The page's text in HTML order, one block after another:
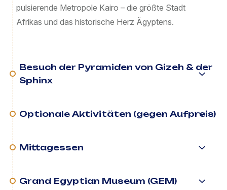
pulsierende Metropole Kairo – die größte Stadt
Afrikas und das historische Herz Ägyptens.
Besuch der Pyramiden von Gizeh & der
Sphinx
Optionale Aktivitäten (gegen Aufpreis)
Mittagessen
Grand Egyptian Museum (GEM)